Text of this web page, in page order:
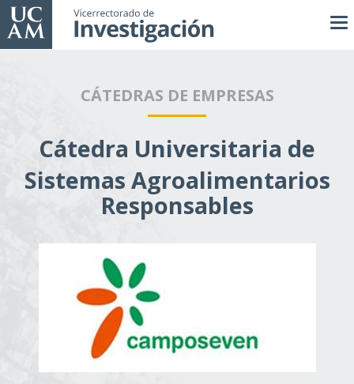
Pasar
al
CÁTEDRAS DE EMPRESAS
Cátedra Universitaria de
Sistemas Agroalimentarios
Responsables